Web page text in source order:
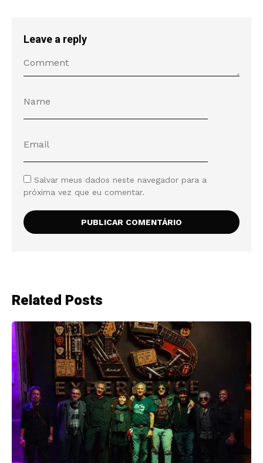
Leave a reply
Salvar meus dados neste navegador para a
próxima vez que eu comentar.
Related Posts